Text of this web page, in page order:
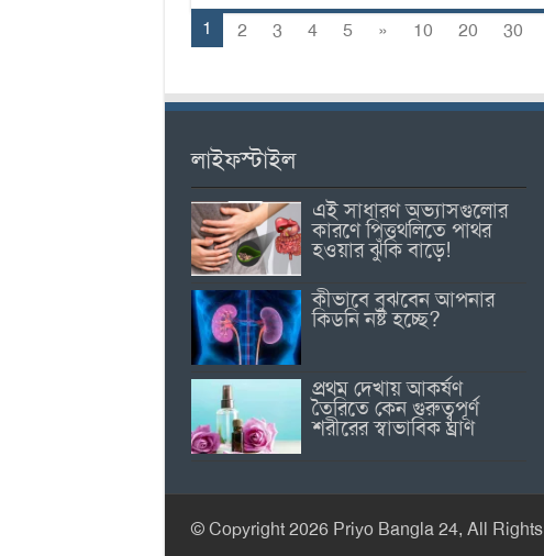
1 2 3 4 5 » 10 20 30
লাইফস্টাইল
এই সাধারণ অভ্যাসগুলোর
কারণে পিত্তথলিতে পাথর
হওয়ার ঝুঁকি বাড়ে!
কীভাবে বুঝবেন আপনার
কিডনি নষ্ট হচ্ছে?
প্রথম দেখায় আকর্ষণ
তৈরিতে কেন গুরুত্বপূর্ণ
শরীরের স্বাভাবিক ঘ্রাণ
© Copyright 2026 Priyo Bangla 24, All